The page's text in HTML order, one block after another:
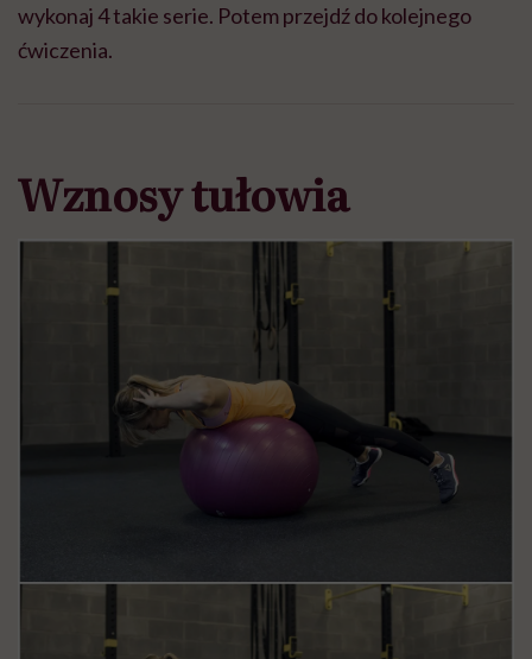
wykonaj 4 takie serie. Potem przejdź do kolejnego
ćwiczenia.
Wznosy tułowia